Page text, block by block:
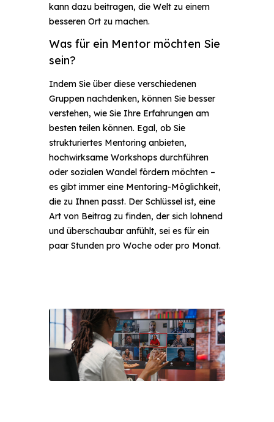
kann dazu beitragen, die Welt zu einem
besseren Ort zu machen.
Was für ein Mentor möchten Sie
sein?
Indem Sie über diese verschiedenen
Gruppen nachdenken, können Sie besser
verstehen, wie Sie Ihre Erfahrungen am
besten teilen können. Egal, ob Sie
strukturiertes Mentoring anbieten,
hochwirksame Workshops durchführen
oder sozialen Wandel fördern möchten –
es gibt immer eine Mentoring-Möglichkeit,
die zu Ihnen passt. Der Schlüssel ist, eine
Art von Beitrag zu finden, der sich lohnend
und überschaubar anfühlt, sei es für ein
paar Stunden pro Woche oder pro Monat.